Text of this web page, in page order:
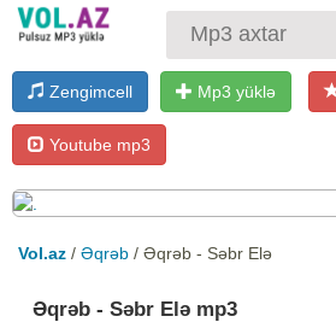
Zengimcell Mp3 yüklə
Youtube mp3
Vol.az / Əqrəb / Əqrəb - Səbr Elə
Əqrəb - Səbr Elə mp3